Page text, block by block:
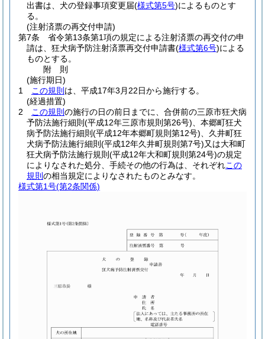
出書は、犬の登録事項変更届(様式第5号)によるものとす
る。
(注射済票の再交付申請)
第7条
省令第13条第1項の規定による注射済票の再交付の申
請は、狂犬病予防注射済票再交付申請書(様式第6号)による
ものとする。
附 則
(施行期日)
1
この規則 は、平成17年3月22日から施行する。
(経過措置)
2
この規則 の施行の日の前日までに、合併前の三原市狂犬病
予防法施行細則 (平成12年三原市規則第26号) 、本郷町狂犬
病予防法施行細則 (平成12年本郷町規則第12号) 、久井町狂
犬病予防法施行細則 (平成12年久井町規則第7号)又は大和町
狂犬病予防法施行規則 (平成12年大和町規則第24号)の規定
によりなされた処分、手続その他の行為は、それぞれこの
規則 の相当規定によりなされたものとみなす。
様式第1号(第2条関係)